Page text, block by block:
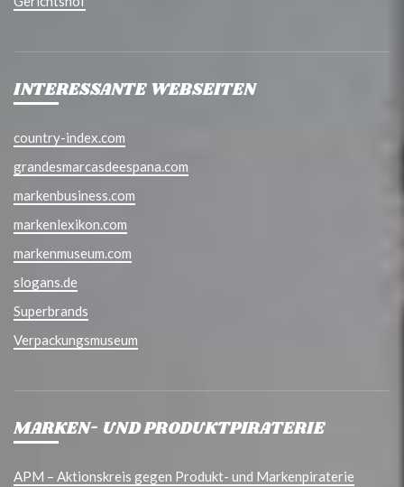
INTERESSANTE WEBSEITEN
country-index.com
grandesmarcasdeespana.com
markenbusiness.com
markenlexikon.com
markenmuseum.com
slogans.de
Superbrands
Verpackungsmuseum
MARKEN- UND PRODUKTPIRATERIE
APM – Aktionskreis gegen Produkt- und Markenpiraterie